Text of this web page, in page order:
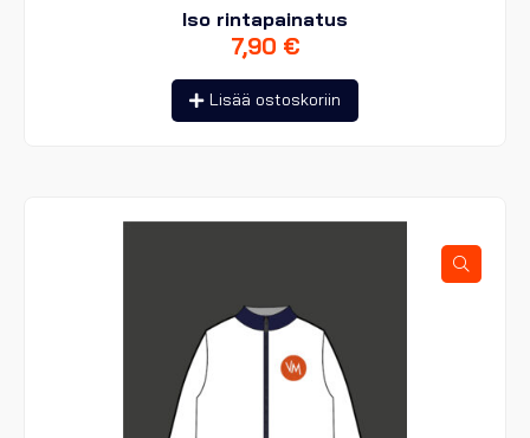
Iso rintapainatus
7,90 €
Lisää ostoskoriin